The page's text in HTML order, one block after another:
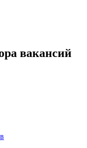
вакансий